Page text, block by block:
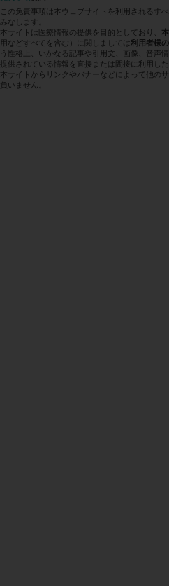
この免責事項は本ウェブサイトを利用されるす
みなします。
本サイトは医療情報の提供を目的としており、
用などすべてを含む）に関しましては利用者様
う性格上、いかなる記事や引用文、画像、音声
提供されている情報を直接または間接に利用し
本サイトからリンクやバナーなどによって他の
負いません。